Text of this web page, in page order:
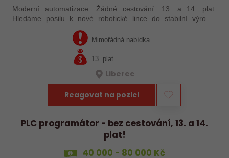
Moderní automatizace. Žádné cestování. 13. a 14. plat.
Hledáme posilu k nové robotické lince do stabilní výrobní
jste šikovný absolvent…
Mimořádná nabídka
13. plat
Liberec
Reagovat na pozici
PLC programátor - bez cestování, 13. a 14.
plat!
40 000 - 80 000 Kč